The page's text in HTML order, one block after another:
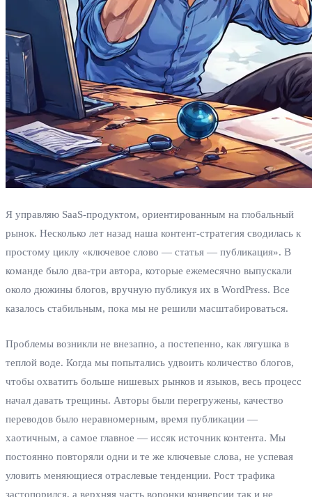
Я управляю SaaS-продуктом, ориентированным на глобальный
рынок. Несколько лет назад наша контент-стратегия сводилась к
простому циклу «ключевое слово — статья — публикация». В
команде было два-три автора, которые ежемесячно выпускали
около дюжины блогов, вручную публикуя их в WordPress. Все
казалось стабильным, пока мы не решили масштабироваться.
Проблемы возникли не внезапно, а постепенно, как лягушка в
теплой воде. Когда мы попытались удвоить количество блогов,
чтобы охватить больше нишевых рынков и языков, весь процесс
начал давать трещины. Авторы были перегружены, качество
переводов было неравномерным, время публикации —
хаотичным, а самое главное — иссяк источник контента. Мы
постоянно повторяли одни и те же ключевые слова, не успевая
уловить меняющиеся отраслевые тенденции. Рост трафика
застопорился, а верхняя часть воронки конверсии так и не